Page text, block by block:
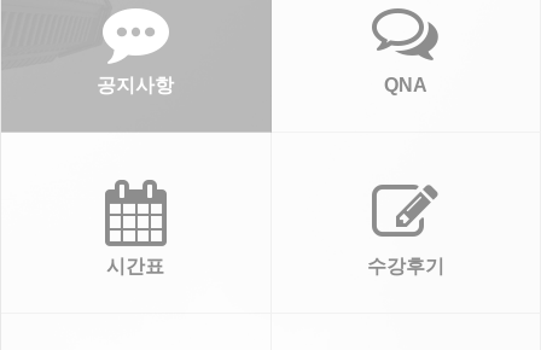
공지사항 QNA
시간표 수강후기